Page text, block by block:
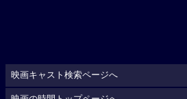
映画キャスト検索ページへ